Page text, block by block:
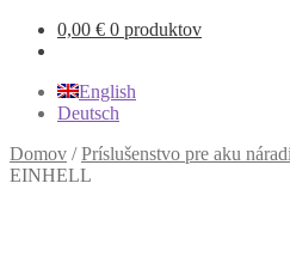
0,00 € 0 produktov
English
Deutsch
Domov /Príslušenstvo pre aku
EINHELL